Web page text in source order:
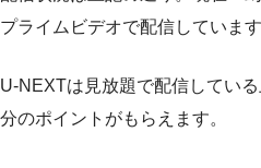
プライムビデオで配信しています
U-NEXTは見放題で配信してい
分のポイントがもらえます。